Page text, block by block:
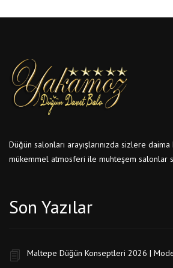
Düğün salonları arayışlarınızda sizlere
mükemmel atmosferi ile muhteşem salonlar
Son Yazılar
Maltepe Düğün Konseptleri 2026 |